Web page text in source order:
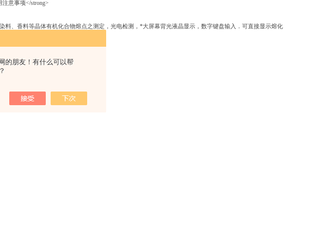
的朋友！有什么可以帮
料、香料等晶体有机化合物熔点之测定，光电检测，*大屏幕背光液晶显示，数字键盘输入．可直接显示熔化
平均值。
，2℃/min，